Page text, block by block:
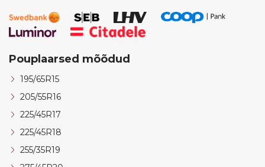
Pouplaarsed mõõdud
195/65R15
205/55R16
225/45R17
225/45R18
255/35R19